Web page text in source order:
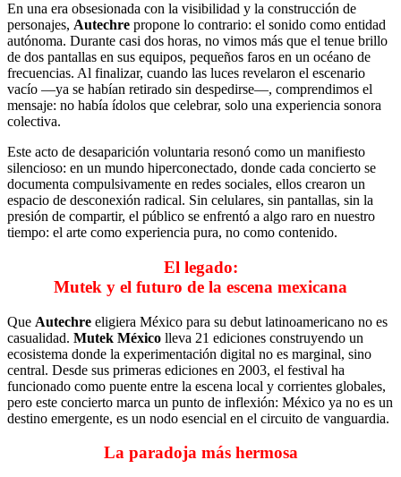
En una era obsesionada con la visibilidad y la construcción de
personajes, Autechre propone lo contrario: el sonido como entidad
autónoma. Durante casi dos horas, no vimos más que el tenue brillo
de dos pantallas en sus equipos, pequeños faros en un océano de
frecuencias. Al finalizar, cuando las luces revelaron el escenario
vacío —ya se habían retirado sin despedirse—, comprendimos el
mensaje: no había ídolos que celebrar, solo una experiencia sonora
colectiva.
Este acto de desaparición voluntaria resonó como un manifiesto
silencioso: en un mundo hiperconectado, donde cada concierto se
documenta compulsivamente en redes sociales, ellos crearon un
espacio de desconexión radical. Sin celulares, sin pantallas, sin la
presión de compartir, el público se enfrentó a algo raro en nuestro
tiempo: el arte como experiencia pura, no como contenido.
El legado:
Mutek y el futuro de la escena mexicana
Que Autechre eligiera México para su debut latinoamericano no es
casualidad. Mutek México lleva 21 ediciones construyendo un
ecosistema donde la experimentación digital no es marginal, sino
central. Desde sus primeras ediciones en 2003, el festival ha
funcionado como puente entre la escena local y corrientes globales,
pero este concierto marca un punto de inflexión: México ya no es un
destino emergente, es un nodo esencial en el circuito de vanguardia.
La paradoja más hermosa